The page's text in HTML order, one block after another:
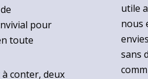
pour
toute
conter, deux
utile
nous
sans